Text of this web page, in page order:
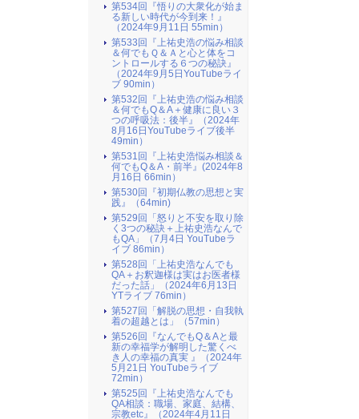
第534回『悟りの大衆化が始ま
る新しい時代が今到来！』
（2024年9月11日 55min）
第533回『上祐史浩の悩み相談
＆何でもＱ＆Ａと心と体をコ
ントロールする６つの秘訣』
（2024年9月5日YouTubeライ
ブ 90min）
第532回『上祐史浩の悩み相談
＆何でもQ＆A＋健康に良い３
つの呼吸法：後半』（2024年
8月16日YouTubeライブ後半
49min）
第531回『上祐史浩悩み相談＆
何でもQ＆A・前半』(2024年8
月16日 66min）
第530回『初期仏教の思想と実
践』（64min)
第529回「怒りと不安を取り除
く3つの秘訣＋上祐史浩なんで
もQA」（7月4日 YouTubeラ
イブ 86min）
第528回「上祐史浩なんでも
QA＋お釈迦様は実はお医者様
だった話」（2024年6月13日
YTライブ 76min）
第527回「解脱の思想・自我執
着の超越とは」（57min）
第526回『なんでもQ＆Aと最
新の幸福学が解明した驚くべ
き人の幸福の真実 』（2024年
5月21日 YouTubeライブ
72min）
第525回『上祐史浩なんでも
QA相談：職場、家庭、結構、
宗教etc』（2024年4月11日